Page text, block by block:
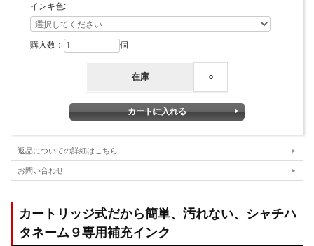
インキ色:
購入数： 個
在庫 ○
返品についての詳細はこちら
お問い合わせ
カートリッジ式だから簡単、汚れない、シャチハ
タネーム９専用補充インク